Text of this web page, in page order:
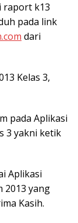
raport k13
pada link
dari
Kelas 3,
pada Aplikasi
3 yakni ketik
Aplikasi
2013 yang
Kasih.